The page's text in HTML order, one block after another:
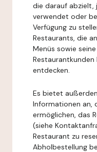
die darauf abzielt,
verwendet oder
Verfügung zu
Restaurants, die
Menüs sowie
Restaurantkunden
entdecken.
Es bietet
Informationen an,
ermöglichen, das
(siehe
Restaurant zu
Abholbestellung